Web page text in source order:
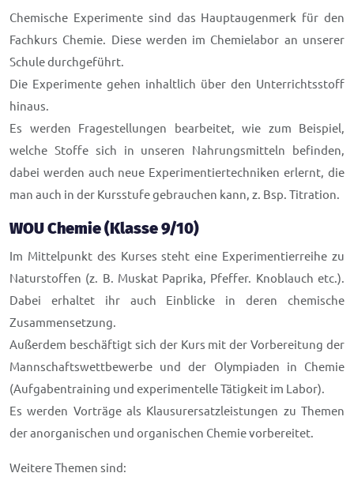
Chemische Experimente sind das Hauptaugenmerk für den
Fachkurs Chemie. Diese werden im Chemielabor an unserer
Schule durchgeführt.
Die Experimente gehen inhaltlich über den Unterrichtsstoff
hinaus.
Es werden Fragestellungen bearbeitet, wie zum Beispiel,
welche Stoffe sich in unseren Nahrungsmitteln befinden,
dabei werden auch neue Experimentiertechniken erlernt, die
man auch in der Kursstufe gebrauchen kann, z. Bsp. Titration.
WOU Chemie (Klasse 9/10)
Im Mittelpunkt des Kurses steht eine Experimentierreihe zu
Naturstoffen (z. B. Muskat Paprika, Pfeffer. Knoblauch etc.).
Dabei erhaltet ihr auch Einblicke in deren chemische
Zusammensetzung.
Außerdem beschäftigt sich der Kurs mit der Vorbereitung der
Mannschaftswettbewerbe und der Olympiaden in Chemie
(Aufgabentraining und experimentelle Tätigkeit im Labor).
Es werden Vorträge als Klausurersatzleistungen zu Themen
der anorganischen und organischen Chemie vorbereitet.
Weitere Themen sind: